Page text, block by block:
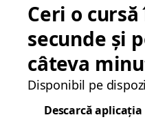
Ceri o
secunde și
câteva
Disponibil pe
Descarcă aplicația